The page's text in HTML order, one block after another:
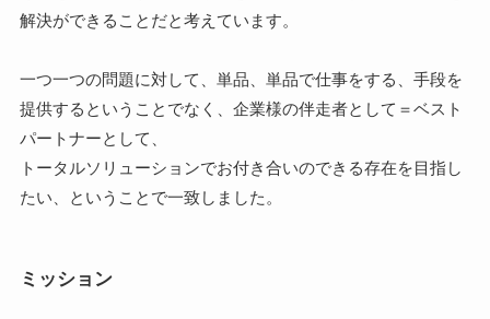
解決ができることだと考えています。
一つ一つの問題に対して、単品、単品で仕事をする、手段を
提供するということでなく、企業様の伴走者として＝ベスト
パートナーとして、
トータルソリューションでお付き合いのできる存在を目指し
たい、ということで一致しました。
ミッション